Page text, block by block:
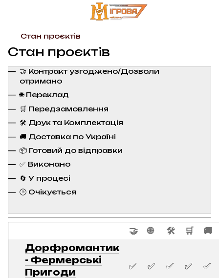
Стан проєктів
Стан проєктів
🤝 Контракт узгоджено/Дозволи
отримано
🌐 Переклад
🛒 Передзамовлення
🛠️ Друк та Комплектація
🚚 Доставка по Україні
📦 Готовий до відправки
✅ Виконано
🔄 У процесі
🕒 Очікується
🤝 🌐 🛠️ 🛒
🚚
Дорфромантик
- Фермерські
Пригоди
✅ ✅ ✅ ✅ ✅